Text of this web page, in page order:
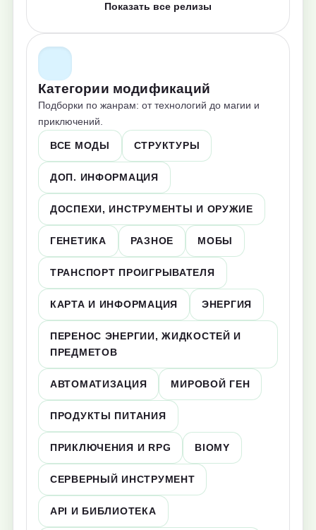
Показать все релизы
Категории модификаций
Подборки по жанрам: от технологий до магии и
приключений.
ВСЕ МОДЫ СТРУКТУРЫ
ДОП. ИНФОРМАЦИЯ
ДОСПЕХИ, ИНСТРУМЕНТЫ И ОРУЖИЕ
ГЕНЕТИКА РАЗНОЕ МОБЫ
ТРАНСПОРТ ПРОИГРЫВАТЕЛЯ
КАРТА И ИНФОРМАЦИЯ ЭНЕРГИЯ
ПЕРЕНОС ЭНЕРГИИ, ЖИДКОСТЕЙ И
ПРЕДМЕТОВ
АВТОМАТИЗАЦИЯ МИРОВОЙ ГЕН
ПРОДУКТЫ ПИТАНИЯ
ПРИКЛЮЧЕНИЯ И RPG BIOMY
СЕРВЕРНЫЙ ИНСТРУМЕНТ
API И БИБЛИОТЕКА